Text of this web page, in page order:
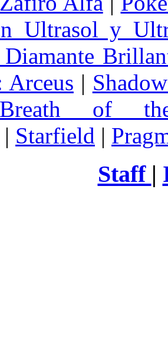
Ultrasol y
Diamante
Arceus |
of
| Starfield |
Staff |